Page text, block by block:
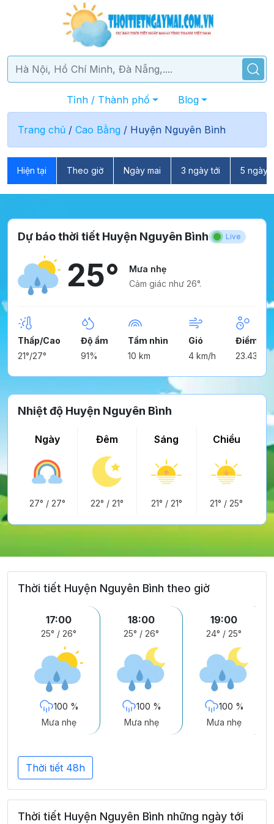
Tỉnh / Thành phố Blog
Trang chủ / Cao Bằng / Huyện Nguyên Bình
Hiện tại Theo giờ Ngày mai 3 ngày tới 5 ngày
Dự báo thời tiết Huyện Nguyên Bình Live
25°
Mưa nhẹ
Cảm giác như 26°.
Thấp/Cao
21°/27°
Độ ẩm
91%
Tầm nhìn
10 km
Gió
4 km/h
Điểm
23.43°
Nhiệt độ Huyện Nguyên Bình
Ngày
27° / 27°
Đêm
22° / 21°
Sáng
21° / 21°
Chiều
21° /25°
Thời tiết Huyện Nguyên Bình theo giờ
17:00
25° / 26°
100 %
Mưa nhẹ
18:00
25° / 26°
100 %
Mưa nhẹ
19:00
24° / 25°
100 %
Mưa nhẹ
Thời tiết 48h
Thời tiết Huyện Nguyên Bình những ngày tới